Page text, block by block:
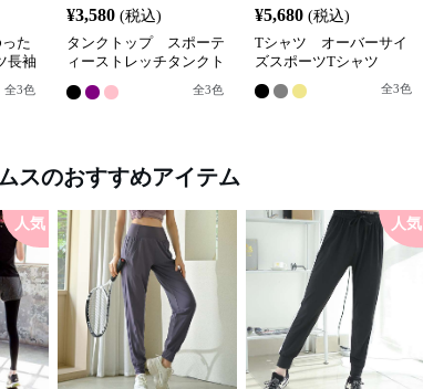
た
長袖
全3色
¥3,580 (税込)
タンクトップ スポーテ
ィーストレッチタンクト
全3色
¥5,680 (税込)
Tシャツ オーバーサイ
ズスポーツTシャツ
全3色
スのおすすめアイテム
人気 人気